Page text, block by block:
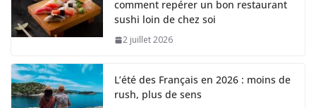
comment repérer un bon restaurant
sushi loin de chez soi
2 juillet 2026
L’été des Français en 2026 : moins de
rush, plus de sens